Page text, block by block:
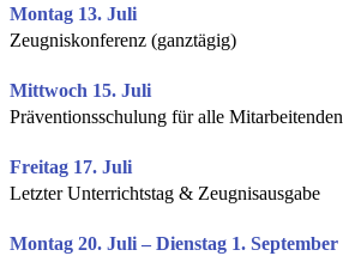
Montag 13. Juli
Zeugniskonferenz (ganztägig)
Mittwoch 15. Juli
Präventionsschulung für alle Mitarbeitenden
Freitag 17. Juli
Letzter Unterrichtstag & Zeugnisausgabe
Montag 20. Juli – Dienstag 1. September